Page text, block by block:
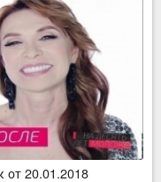
от 20.01.2018